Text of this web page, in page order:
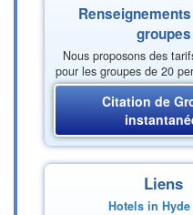
groupes
Nous proposons des
pour les groupes de 20
Citation de
Liens
Hotels in Hyde